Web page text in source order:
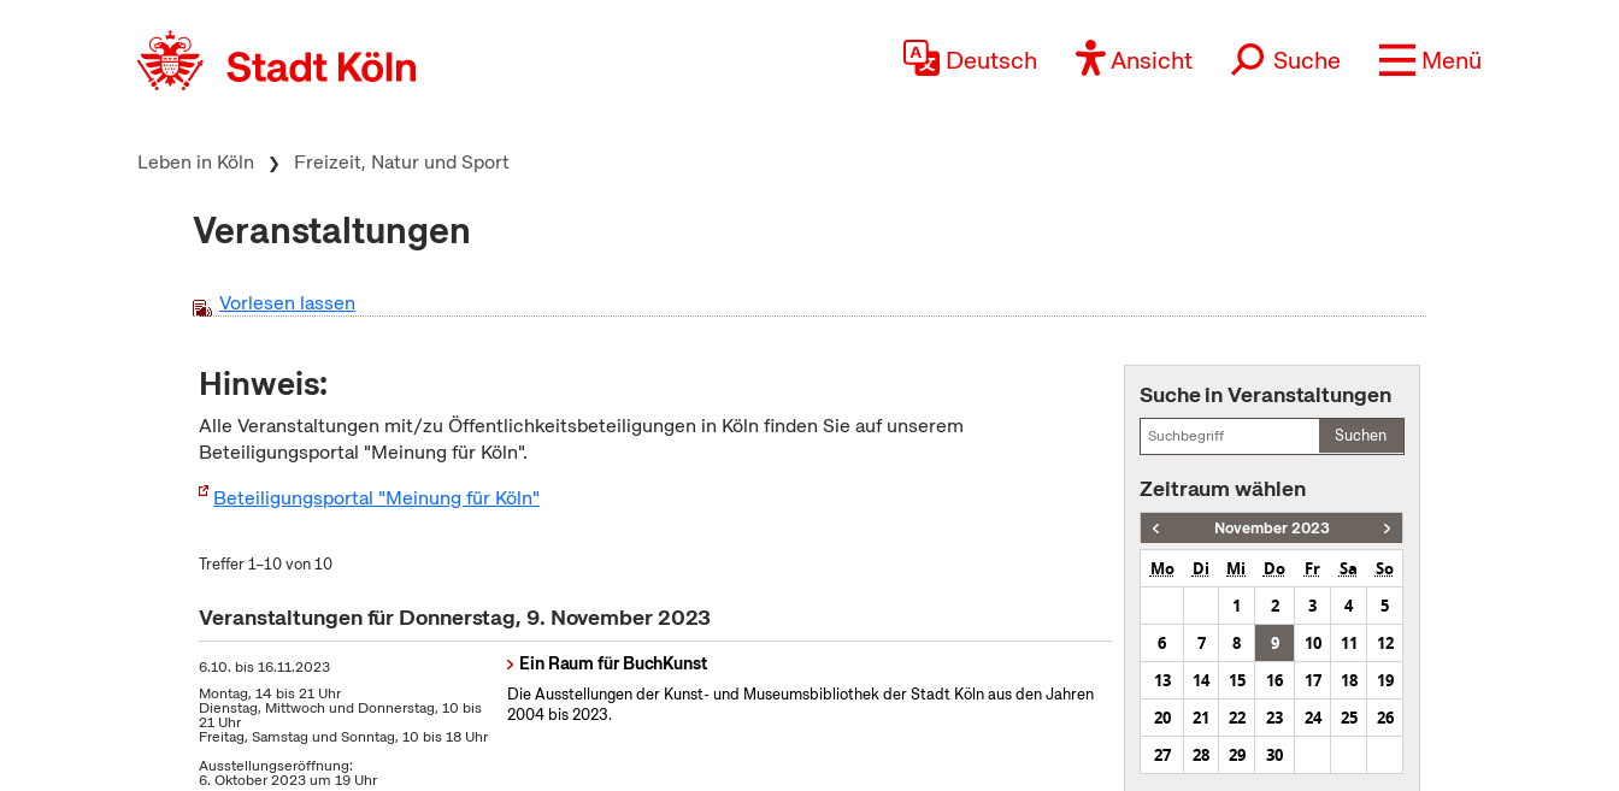
Deutsch Ansicht Suche Menü
Leben in Köln Freizeit, Natur und Sport
Veranstaltungen
Vorlesen lassen
Hinweis:
Alle Veranstaltungen mit/zu Öffentlichkeitsbeteiligungen in Köln finden Sie auf unserem
Beteiligungsportal "Meinung für Köln".
Beteiligungsportal "Meinung für Köln"
Treffer 1–10 von 10
Veranstaltungen für Donnerstag, 9. November 2023
6.10. bis16.11.2023
Montag, 14 bis 21 Uhr
Dienstag, Mittwoch und Donnerstag, 10 bis
21 Uhr
Freitag, Samstag und Sonntag, 10 bis 18 Uhr
Ausstellungseröffnung:
6. Oktober 2023 um 19 Uhr
Ein Raum für BuchKunst
Die Ausstellungen der Kunst- und Museumsbibliothek der Stadt Köln aus den Jahren
2004 bis 2023.
Suche in Veranstaltungen
Suchen
Zeitraum wählen
November 2023
Mo Di Mi Do Fr Sa
So
1
2 3 4
5
6
7 8 9 10 11
12
13
14 15 16 17 18
19
20
21 22 23 24 25
26
27
28 29 30